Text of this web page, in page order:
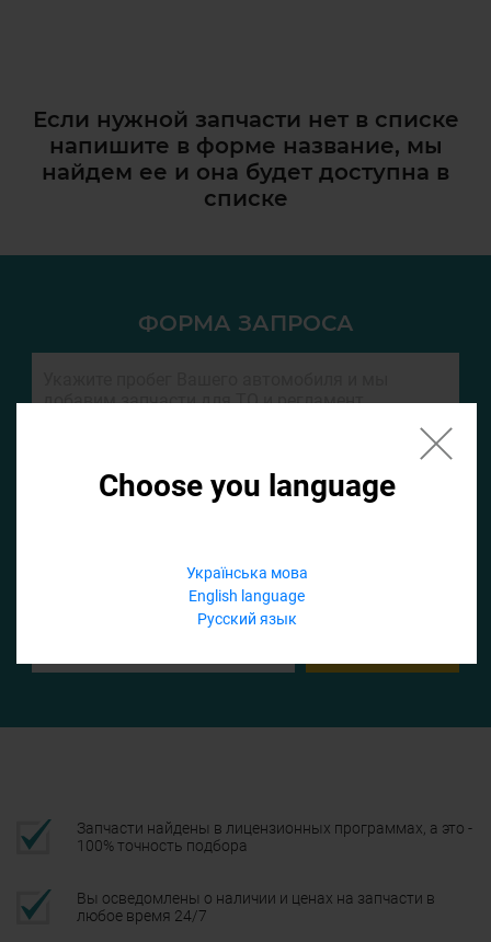
Choose you language
Українська мова
English language
Русский язык
Если нужной запчасти нет в списке
напишите в форме название, мы
найдем ее и она будет доступна в
списке
ФОРМА ЗАПРОСА
Запчасти найдены в лицензионных программах, а это -
100% точность подбора
Вы осведомлены о наличии и ценах на запчасти в
любое время 24/7